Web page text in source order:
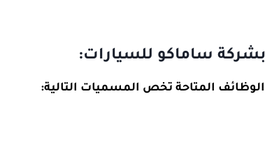
ساماكو للسيارات:
المتاحة تخص المسميات التالية: